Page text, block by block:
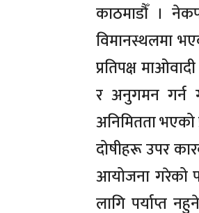
काठमाडौँ ।
विमानस्थलमा
प्रतिपक्ष
र अनुगमन गर्न
अनिमितता भएको
दोषीहरू उपर
आयोजना गरेको
लागि पर्याप्त